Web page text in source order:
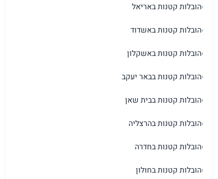
›הובלות קטנות באריאל
›הובלות קטנות באשדוד
›הובלות קטנות באשקלון
›הובלות קטנות בבאר יעקב
›הובלות קטנות בבית שאן
›הובלות קטנות בהרצליה
›הובלות קטנות בחדרה
›הובלות קטנות בחולון